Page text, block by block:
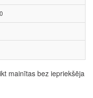
mainītas bez iepriekšēja